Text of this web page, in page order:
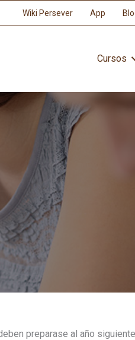
Wiki Persever App
Cursos
preparase al año